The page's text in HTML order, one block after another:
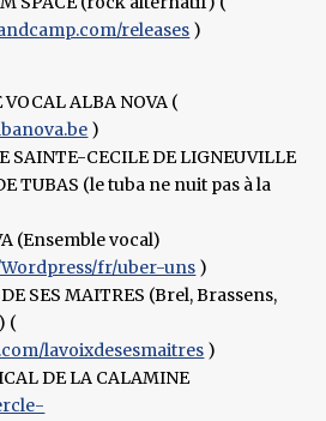
releases )
ALBA NOVA (
)
SAINTE-CECILE DE LIGNEUVILLE
TUBAS (le tuba ne nuit pas à la
(Ensemble vocal)
fr/uber-uns )
SES MAITRES (Brel, Brassens,
(
lavoixdesesmaitres )
DE LA CALAMINE